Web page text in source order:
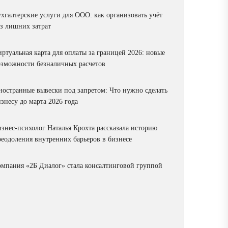
услуги для ООО: как организовать учёт
лишних затрат
карта для оплаты за границей 2026: новые
безналичных расчетов
вывески под запретом: Что нужно сделать
до марта 2026 года
психолог Наталья Крохта рассказала историю
внутренних барьеров в бизнесе
«2Б Диалог» стала консалтинговой группой